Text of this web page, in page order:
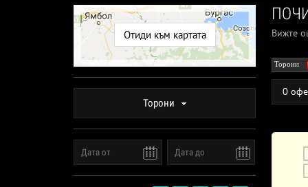
Отиди към картата
Торони
Вижте
Торони
0